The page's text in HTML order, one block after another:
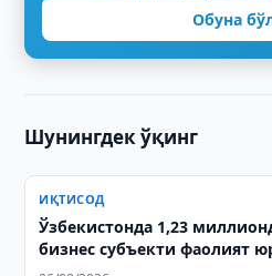
Обуна
Шунингдек ўқинг
ИҚТИСОД
Ўзбекистонда 1,23
бизнес субъекти фаолият